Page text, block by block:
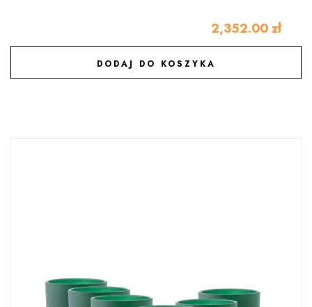
2,352.00 zł
DODAJ DO KOSZYKA
DODAJ DO ULUBIONYCH